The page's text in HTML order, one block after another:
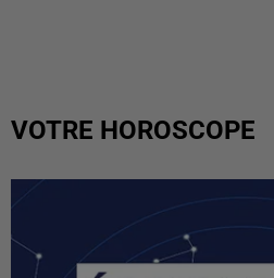
VOTRE HOROSCOPE